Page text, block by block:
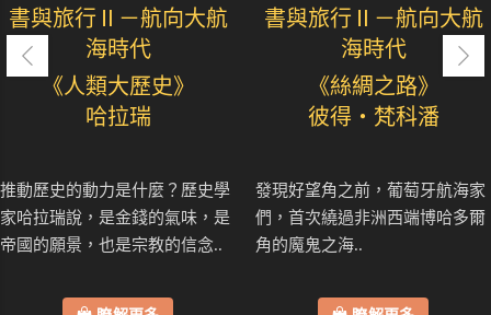
書與旅行Ⅱ－航向大航
海時代
《人類大歷史》
哈拉瑞
推動歷史的動力是什麼？歷史學
家哈拉瑞說，是金錢的氣味，是
帝國的願景，也是宗教的信念..
書與旅行Ⅱ－航向大航
海時代
《絲綢之路》
彼得・梵科潘
發現好望角之前，葡萄牙航海家
們，首次繞過非洲西端博哈多爾
角的魔鬼之海..